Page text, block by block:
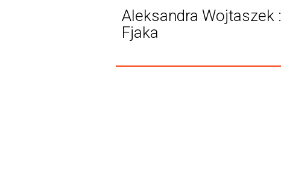
Aleksandra Wojtaszek :
Fjaka